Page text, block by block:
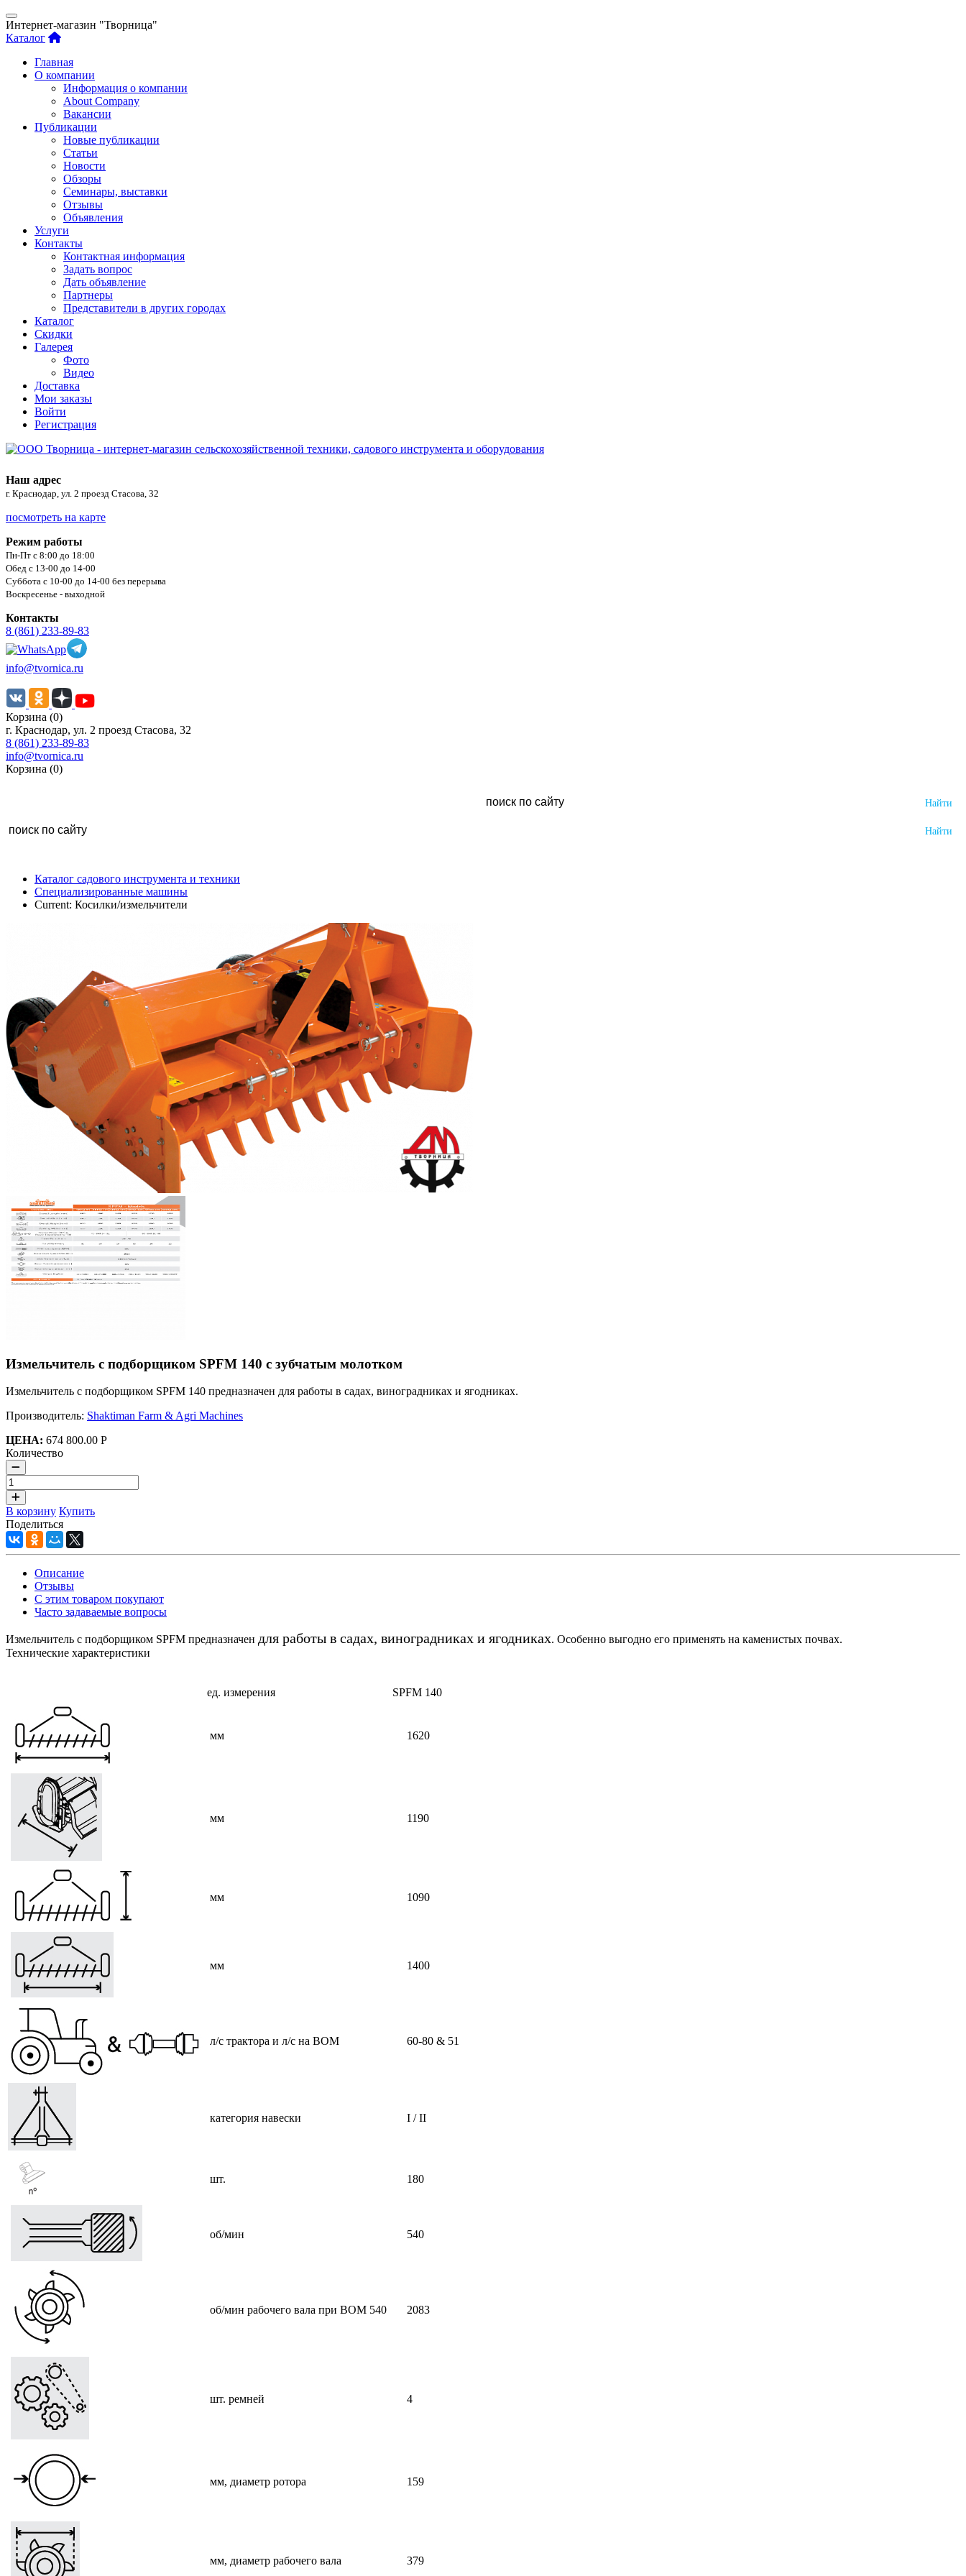
Интернет-магазин "Творница"
Каталог
Главная
О компании
Информация о компании
About Company
Вакансии
Публикации
Новые публикации
Статьи
Новости
Обзоры
Семинары, выставки
Отзывы
Объявления
Услуги
Контакты
Контактная информация
Задать вопрос
Дать объявление
Партнеры
Представители в других городах
Каталог
Скидки
Галерея
Фото
Видео
Доставка
Мои заказы
Войти
Регистрация
Наш адрес
г. Краснодар, ул. 2 проезд Стасова, 32
посмотреть на карте
Режим работы
Пн-Пт с 8:00 до 18:00
Обед с 13-00 до 14-00
Суббота с 10-00 до 14-00 без перерыва
Воскресенье - выходной
Контакты
8 (861) 233-89-83
info@tvornica.ru
Корзина (0)
г. Краснодар, ул. 2 проезд Стасова, 32
8 (861) 233-89-83
info@tvornica.ru
Корзина (0)
Каталог садового инструмента и техники
Специализированные машины
Current: Косилки/измельчители
Измельчитель с подборщиком SPFM 140 с зубчатым молотком
Измельчитель с подборщиком SPFM 140 предназначен для работы в садах, виноградниках и ягодниках.
Производитель: Shaktiman Farm & Agri Machines
ЦЕНА: 674 800.00 Р
Количество
В корзину Купить
Поделиться
Описание
Отзывы
С этим товаром покупают
Часто задаваемые вопросы
Измельчитель с подборщиком SPFM предназначен для работы в садах, виноградниках и ягодниках. Особенно выгодно его применять на каменистых почвах.
Технические характеристики
ед. измерения SPFM 140
мм 1620
мм 1190
мм 1090
мм 1400
л/с трактора и л/с на ВОМ 60-80 & 51
категория навески I / II
шт. 180
об/мин 540
об/мин рабочего вала при ВОМ 540 2083
шт. ремней 4
мм, диаметр ротора 159
мм, диаметр рабочего вала 379